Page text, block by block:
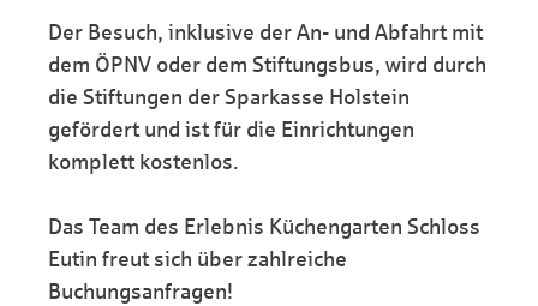
Der Besuch, inklusive der An- und Abfahrt mit
dem ÖPNV oder dem Stiftungsbus, wird durch
die Stiftungen der Sparkasse Holstein
gefördert und ist für die Einrichtungen
komplett kostenlos.
Das Team des Erlebnis Küchengarten Schloss
Eutin freut sich über zahlreiche
Buchungsanfragen!